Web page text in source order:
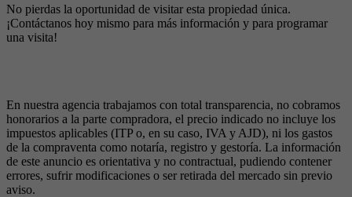
No pierdas la oportunidad de visitar esta propiedad única.
¡Contáctanos hoy mismo para más información y para programar
una visita!
En nuestra agencia trabajamos con total transparencia, no cobramos
honorarios a la parte compradora, el precio indicado no incluye los
impuestos aplicables (ITP o, en su caso, IVA y AJD), ni los gastos
de la compraventa como notaría, registro y gestoría. La información
de este anuncio es orientativa y no contractual, pudiendo contener
errores, sufrir modificaciones o ser retirada del mercado sin previo
aviso.